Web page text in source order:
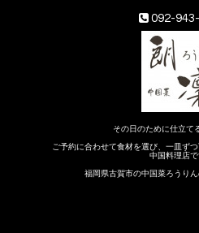
092-
その日のために仕立て
ご予約に合わせて食材を選び、一皿ず
中国料理店で
福岡県古賀市の中国菜ろうりん